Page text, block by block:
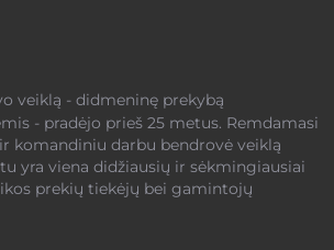
veiklą - didmeninę prekybą
- pradėjo prieš 25 metus. Remdamasi
komandiniu darbu bendrovė veiklą
yra viena didžiausių ir sėkmingiausiai
prekių tiekėjų bei gamintojų